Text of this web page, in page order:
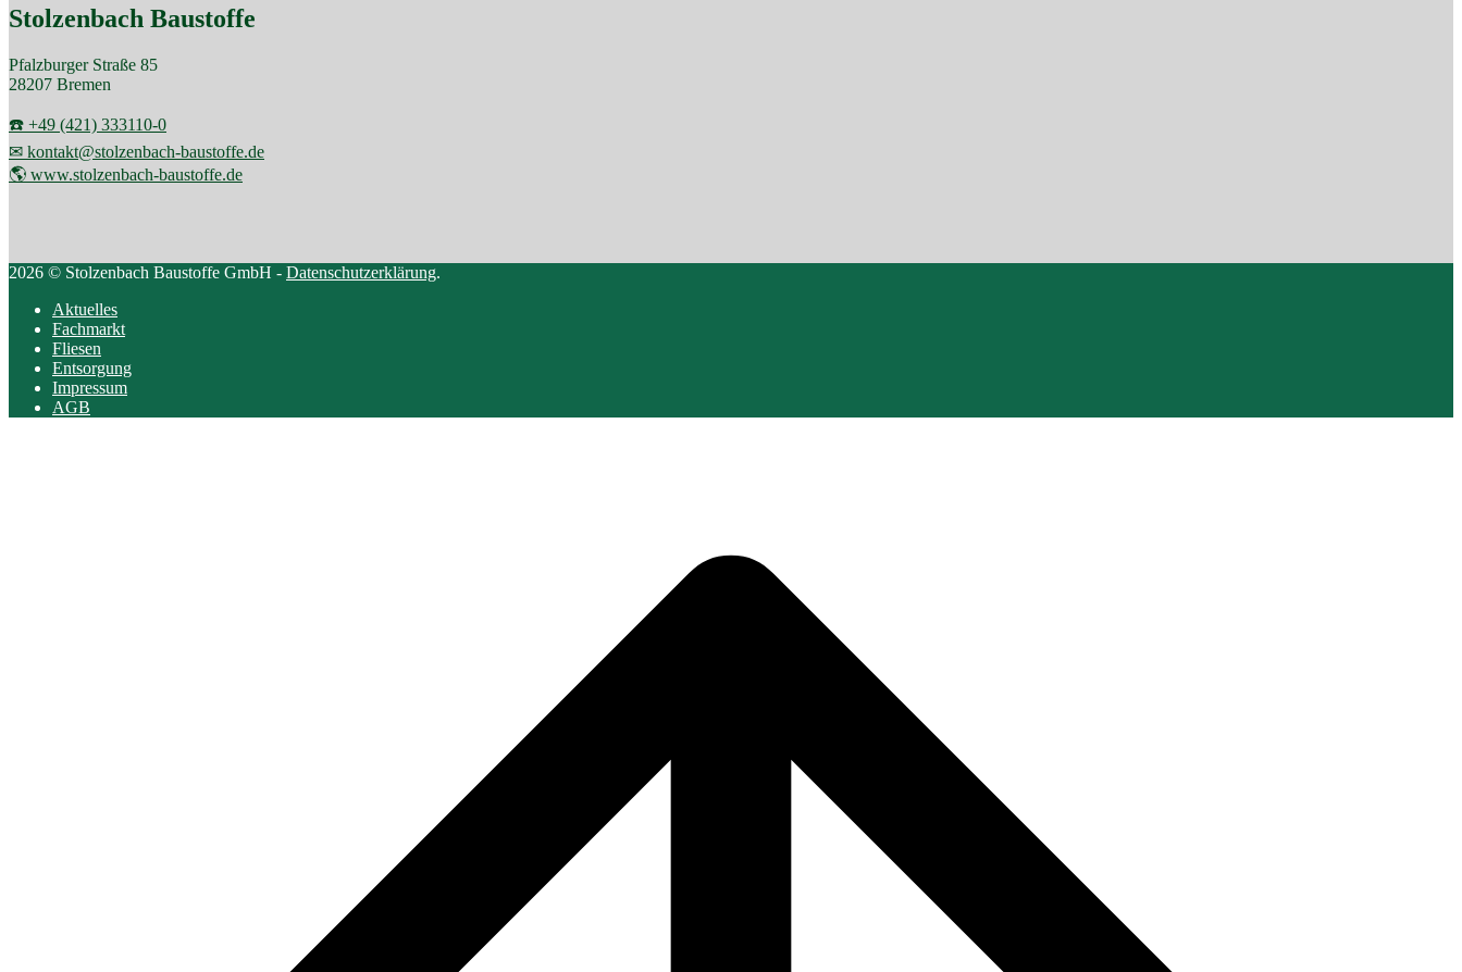
Stolzenbach Baustoffe
Pfalzburger Straße 85
28207 Bremen
☎️ +49 (421) 333110-0
✉ kontakt@stolzenbach-baustoffe.de
🌎 www.stolzenbach-baustoffe.de
2026 © Stolzenbach Baustoffe GmbH - Datenschutzerklärung.
Aktuelles
Fachmarkt
Fliesen
Entsorgung
Impressum
AGB